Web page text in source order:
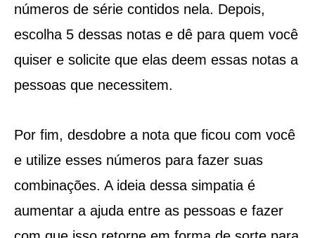
números de série contidos nela. Depois,
escolha 5 dessas notas e dê para quem você
quiser e solicite que elas deem essas notas a
pessoas que necessitem.
Por fim, desdobre a nota que ficou com você
e utilize esses números para fazer suas
combinações. A ideia dessa simpatia é
aumentar a ajuda entre as pessoas e fazer